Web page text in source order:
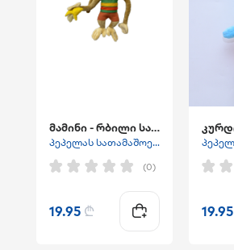
მამინი - რბილი სათამაშო
პეპელას სათამაშოები
(0)
19.95 ₾ 19.95